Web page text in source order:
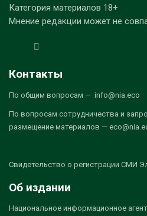
Категория материалов 18+
Мнение редакции может не
Контакты
По общим вопросам — info@nia.eco
По вопросам сотрудничества и
размещение материалов —
Свидетельство о регистрации СМИ
Об издании
Национальное информационное